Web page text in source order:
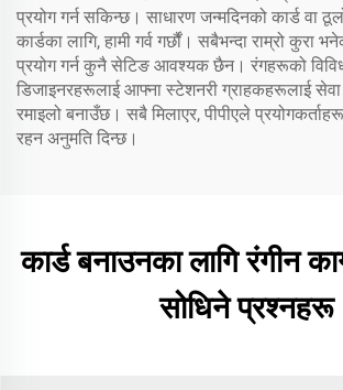
प्रयोग गर्न सकिन्छ। साधारण जन्मदिनको कार्ड वा
कार्डका लागि, हामी गर्व गर्छौं। सबैभन्दा राम्रो कुरा
प्रयोग गर्न कुनै सेटिङ आवश्यक छैन। रंगहरूको
डिजाइनरहरूलाई आफ्ना स्टेशनरी ग्राहकहरूलाई सेवा
रमाइलो बनाउँछ। सबै मिलाएर, पीपीएले
रहन अनुमति दिन्छ।
कार्ड बनाउनका लागि रंगीन
सोधिने प्रश्नहरू